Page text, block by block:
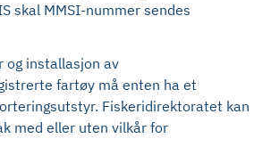
skal MMSI-nummer sendes
installasjon av
fartøy må enten ha et
Fiskeridirektoratet kan
med eller uten vilkår for